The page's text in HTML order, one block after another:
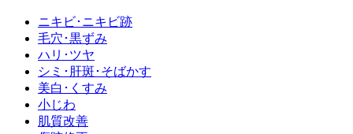
ニキビ･ニキビ跡
毛穴･黒ずみ
ハリ･ツヤ
シミ･肝斑･そばかす
美白･くすみ
小じわ
肌質改善